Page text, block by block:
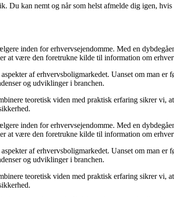
Du kan nemt og når som helst afmelde dig igen,
inden for erhvervsejendomme. Med en
at være den foretrukne kilde til information om
af erhvervsboligmarkedet. Uanset om man er
og udviklinger i branchen.
teoretisk viden med praktisk erfaring sikrer vi,
inden for erhvervsejendomme. Med en
at være den foretrukne kilde til information om
af erhvervsboligmarkedet. Uanset om man er
og udviklinger i branchen.
teoretisk viden med praktisk erfaring sikrer vi,